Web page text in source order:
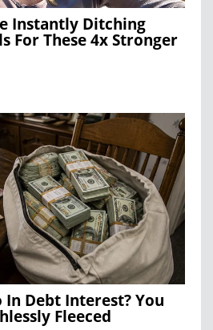
Instantly Ditching
For These 4x Stronger
In Debt Interest? You
Fleeced